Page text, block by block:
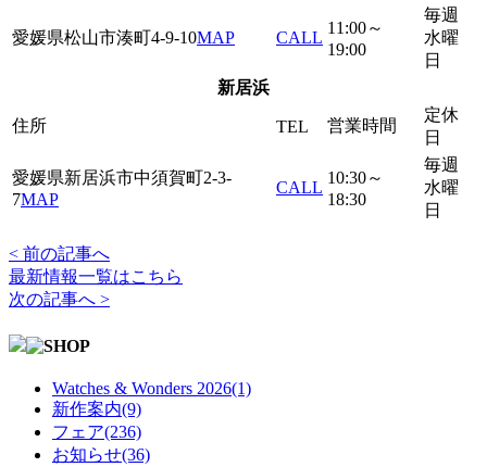
愛媛県松山市湊町4-9-10MAP CALL
11:00～
19:00
毎週
水曜
日
新居浜
住所 TEL 営業時間
定休
日
愛媛県新居浜市中須賀町2-3-
7MAP
CALL
10:30～
18:30
毎週
水曜
日
< 前の記事へ
最新情報一覧はこちら
次の記事へ >
Watches & Wonders 2026(1)
新作案内(9)
フェア(236)
お知らせ(36)